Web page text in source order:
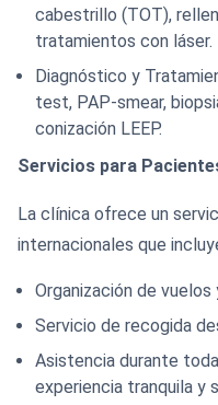
cabestrillo (TOT),
tratamientos con láser.
Diagnóstico y
test, PAP-smear,
conización LEEP.
Servicios para
La clínica ofrece un
internacionales que
Organización de
Servicio de recogida
Asistencia durante
experiencia tranquila y